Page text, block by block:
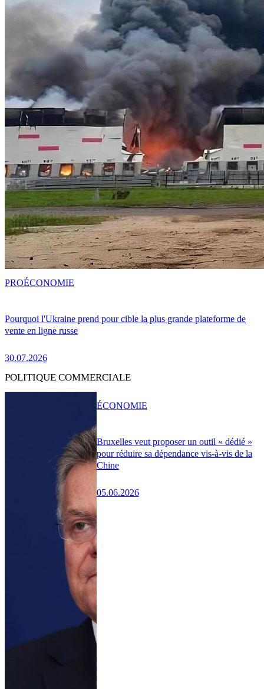
Pourquoi l'Ukraine prend pour cible la plus grande plateforme de
vente en ligne russe
30.07.2026
PROÉCONOMIE
POLITIQUE COMMERCIALE
Bruxelles veut proposer un outil « dédié »
pour réduire sa dépendance vis-à-vis de la
Chine
05.06.2026
ÉCONOMIE